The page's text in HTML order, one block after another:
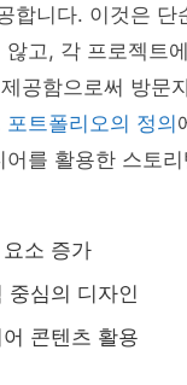
합니다. 이것은 단
고, 각 프로젝트
공함으로써 방문
포트폴리오의 정의
를 활용한 스토
소 증가
중심의 디자인
콘텐츠 활용